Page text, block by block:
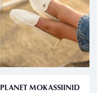
PLANET MOKASSIINID